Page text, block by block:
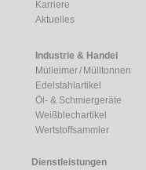
Karriere
Aktuelles
Industrie & Handel
Mülleimer / Mülltonnen
Edelstahlartikel
Öl- & Schmiergeräte
Weißblechartikel
Wertstoffsammler
Dienstleistungen